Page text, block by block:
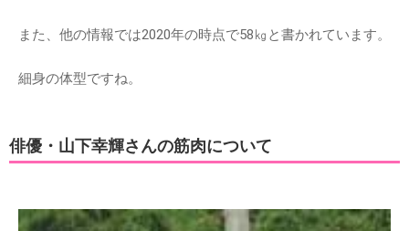
また、他の情報では2020年の時点で58㎏と書かれています。
細身の体型ですね。
俳優・山下幸輝さんの筋肉について